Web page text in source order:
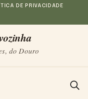
DE PRIVACIDADE
do Douro